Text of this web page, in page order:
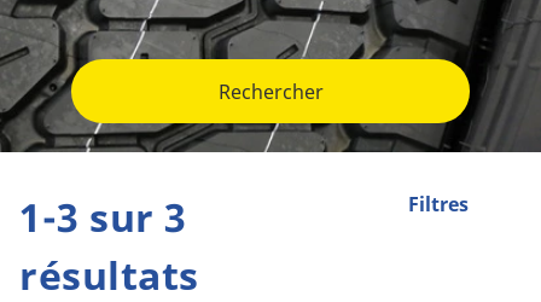
Rechercher
Filtres
1-3 sur 3
résultats